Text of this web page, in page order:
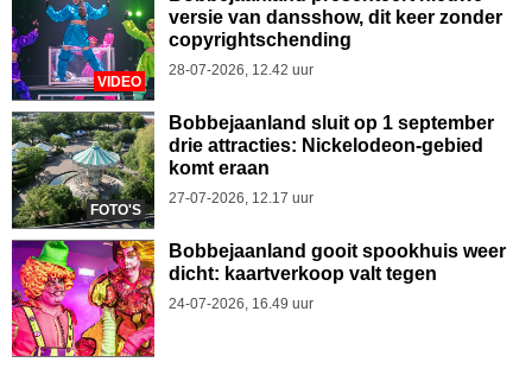
VIDEO
versie van dansshow, dit keer zonder
copyrightschending
28-07-2026, 12.42 uur
FOTO'S
Bobbejaanland sluit op 1 september
drie attracties: Nickelodeon-gebied
komt eraan
27-07-2026, 12.17 uur
Bobbejaanland gooit spookhuis weer
dicht: kaartverkoop valt tegen
24-07-2026, 16.49 uur